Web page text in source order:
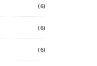
(6)
(6)
(6)